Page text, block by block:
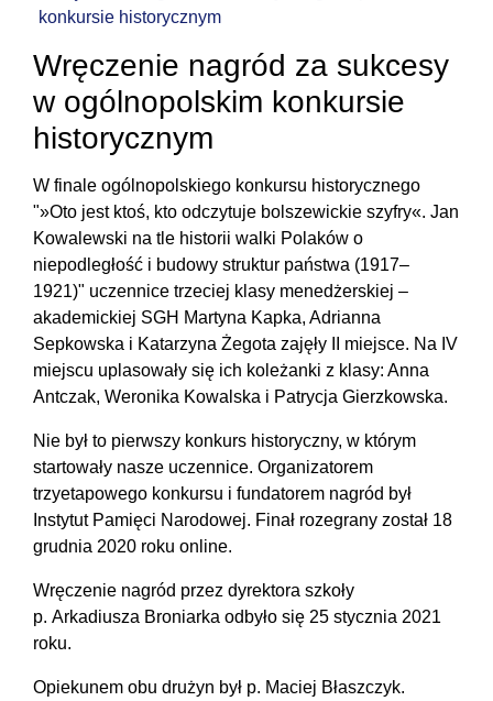
konkursie historycznym
Wręczenie nagród za sukcesy
w ogólnopolskim konkursie
historycznym
W finale ogólnopolskiego konkursu historycznego
"»Oto jest ktoś, kto odczytuje bolszewickie szyfry«. Jan
Kowalewski na tle historii walki Polaków o
niepodległość i budowy struktur państwa (1917–
1921)" uczennice trzeciej klasy menedżerskiej –
akademickiej SGH Martyna Kapka, Adrianna
Sepkowska i Katarzyna Żegota zajęły II miejsce. Na IV
miejscu uplasowały się ich koleżanki z klasy: Anna
Antczak, Weronika Kowalska i Patrycja Gierzkowska.
Nie był to pierwszy konkurs historyczny, w którym
startowały nasze uczennice. Organizatorem
trzyetapowego konkursu i fundatorem nagród był
Instytut Pamięci Narodowej. Finał rozegrany został 18
grudnia 2020 roku online.
Wręczenie nagród przez dyrektora szkoły
p. Arkadiusza Broniarka odbyło się 25 stycznia 2021
roku.
Opiekunem obu drużyn był p. Maciej Błaszczyk.